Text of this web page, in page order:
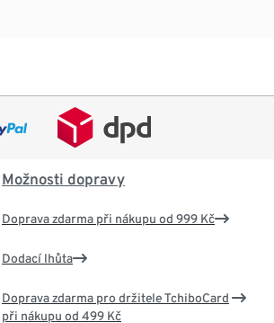
Možnosti dopravy
Doprava zdarma při nákupu od 999 Kč
Dodací lhůta
Doprava zdarma pro držitele TchiboCard
při nákupu od 499 Kč